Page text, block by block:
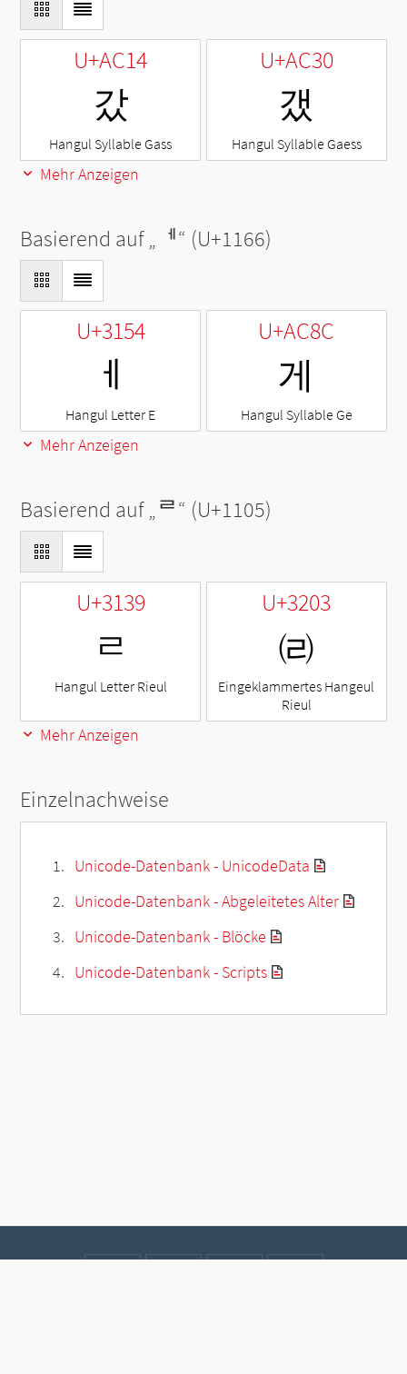
U+AC14
갔
Hangul Syllable Gass
U+AC30
갰
Hangul Syllable Gaess
Mehr Anzeigen
Basierend auf „ ᅦ“ (U+1166)
U+3154
ㅔ
Hangul Letter E
U+AC8C
게
Hangul Syllable Ge
Mehr Anzeigen
Basierend auf „ᄅ“ (U+1105)
U+3139
ㄹ
Hangul Letter Rieul
U+3203
㈃
Eingeklammertes Hangeul
Rieul
Mehr Anzeigen
Einzelnachweise
Unicode-Datenbank - UnicodeData
Unicode-Datenbank - Abgeleitetes Alter
Unicode-Datenbank - Blöcke
Unicode-Datenbank - Scripts